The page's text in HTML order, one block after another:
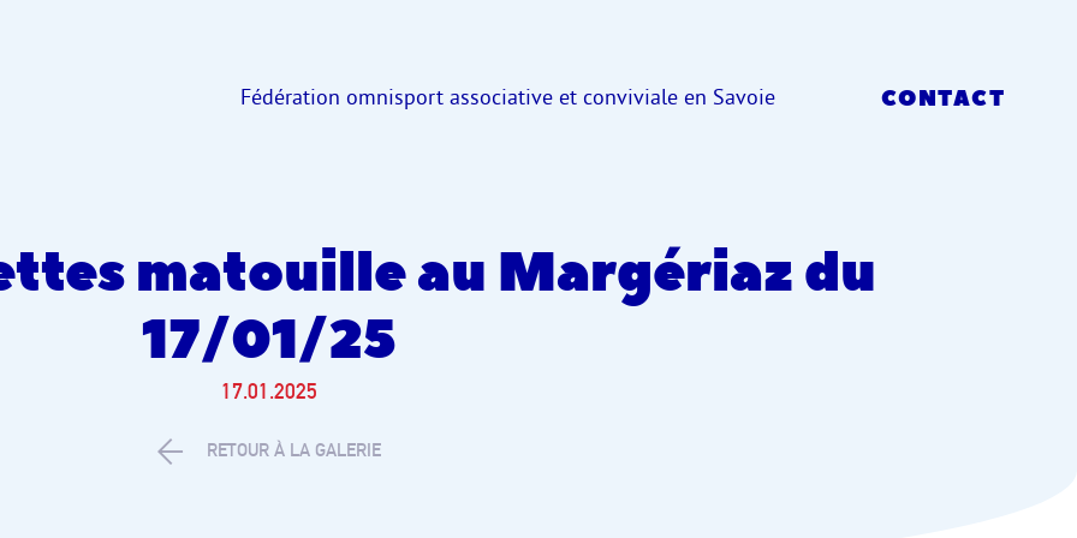
Fédération omnisport associative et conviviale en Savoie CONTACT
matouille au Margériaz du
17/01/25
17.01.2025
RETOUR À LA GALERIE